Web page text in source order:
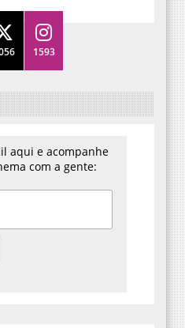
1593
aqui e acompanhe
com a gente: